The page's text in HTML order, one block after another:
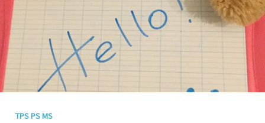
TPS PS MS